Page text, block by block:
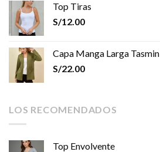
Top Tiras
S/12.00
Capa Manga Larga Tasmin
S/22.00
LOS RECOMENDADOS
Top Envolvente